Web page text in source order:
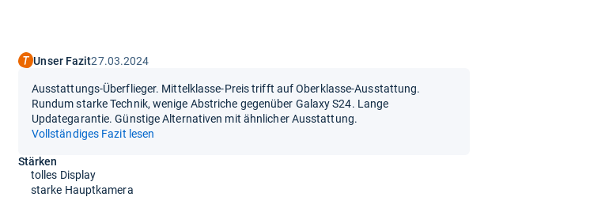
Unser Fazit27.03.2024
Ausstattungs-Überflieger. Mittelklasse-Preis trifft auf Oberklasse-Ausstattung.
Rundum starke Technik, wenige Abstriche gegenüber Galaxy S24. Lange
Updategarantie. Günstige Alternativen mit ähnlicher Ausstattung.
Vollständiges Fazit lesen
Stärken
tolles Display
starke Hauptkamera